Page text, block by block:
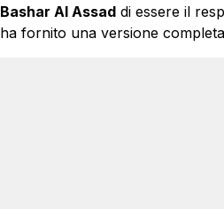
Bashar Al Assaddi essere il
ha fornito una versione